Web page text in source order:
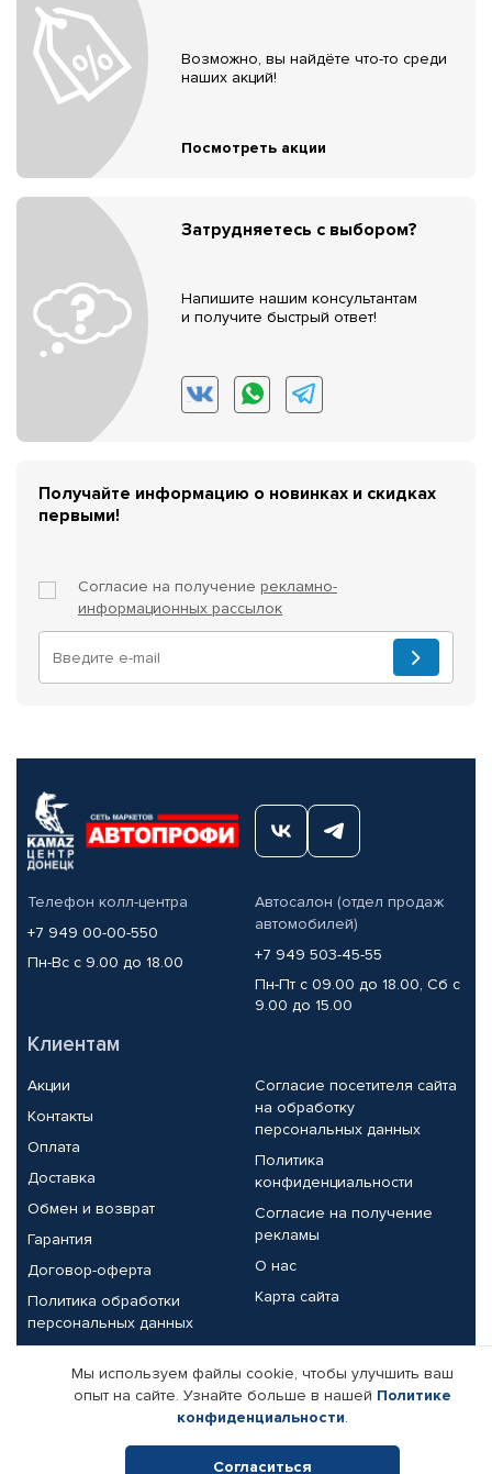
Возможно, вы найдёте что-то среди
наших акций!
Посмотреть акции
Затрудняетесь с выбором?
Напишите нашим консультантам
и получите быстрый ответ!
Получайте информацию о новинках и скидках
первыми!
Согласие на получение рекламно-
информационных рассылок
Телефон колл-центра
+7 949 00-00-550
Пн-Вс с 9.00 до 18.00
Автосалон (отдел продаж
автомобилей)
+7 949 503-45-55
Пн-Пт с 09.00 до 18.00, Сб с
9.00 до 15.00
Клиентам
Акции
Контакты
Оплата
Доставка
Обмен и возврат
Гарантия
Договор-оферта
Политика обработки
персональных данных
Согласие посетителя сайта
на обработку
персональных данных
Политика
конфиденциальности
Согласие на получение
рекламы
О нас
Карта сайта
Партнерам
Корпоративным клиентам
Поставщикам
Реквизиты компании
Мы используем файлы cookie, чтобы улучшить ваш
опыт на сайте. Узнайте больше в нашей Политике
конфиденциальности.
Согласиться